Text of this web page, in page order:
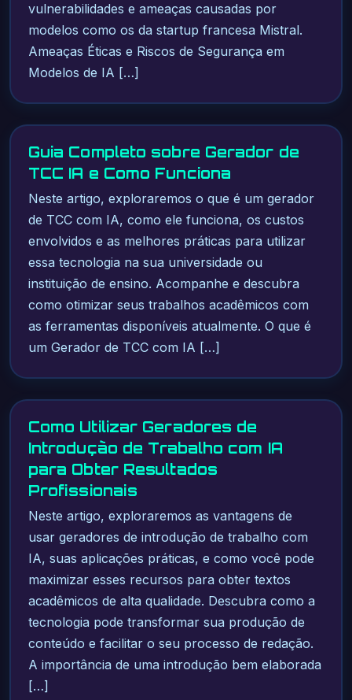
vulnerabilidades e ameaças causadas por
modelos como os da startup francesa Mistral.
Ameaças Éticas e Riscos de Segurança em
Modelos de IA […]
Guia Completo sobre Gerador de
TCC IA e Como Funciona
Neste artigo, exploraremos o que é um gerador
de TCC com IA, como ele funciona, os custos
envolvidos e as melhores práticas para utilizar
essa tecnologia na sua universidade ou
instituição de ensino. Acompanhe e descubra
como otimizar seus trabalhos acadêmicos com
as ferramentas disponíveis atualmente. O que é
um Gerador de TCC com IA […]
Como Utilizar Geradores de
Introdução de Trabalho com IA
para Obter Resultados
Profissionais
Neste artigo, exploraremos as vantagens de
usar geradores de introdução de trabalho com
IA, suas aplicações práticas, e como você pode
maximizar esses recursos para obter textos
acadêmicos de alta qualidade. Descubra como a
tecnologia pode transformar sua produção de
conteúdo e facilitar o seu processo de redação.
A importância de uma introdução bem elaborada
[…]